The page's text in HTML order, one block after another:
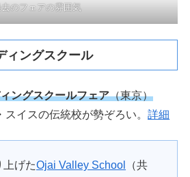
去のフェアの雰囲気
ィングスクール
ングスクールフェア（東京）
イスの伝統校が勢ぞろい。詳細
上げたOjai Valley School
（共